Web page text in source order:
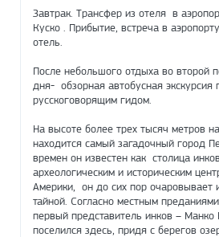
Завтрак. Трансфер из отеля в
Куско . Прибытие, встреча в
отель.
После небольшого отдыха во второй
дня- обзорная автобусная экскурсия
русскоговорящим гидом.
На высоте более трех тысяч метров
находится самый загадочный город
времен он известен как столица
археологическим и историческим
Америки, он до сих пор очаровывает
тайной. Согласно местным
первый представитель инков – Манко
поселился здесь, придя с берегов